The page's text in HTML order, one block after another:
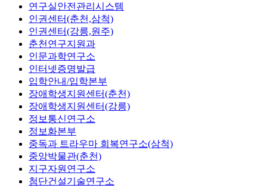
연구실안전관리시스템
인권센터(춘천,삼척)
인권센터(강릉,원주)
춘천연구지원과
인문과학연구소
인터넷증명발급
입학안내/입학본부
장애학생지원센터(춘천)
장애학생지원센터(강릉)
정보통신연구소
정보화본부
중독과 트라우마 회복연구소(삼척)
중앙박물관(춘천)
지구자원연구소
첨단건설기술연구소